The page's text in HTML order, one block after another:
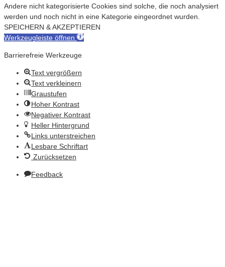
Andere nicht kategorisierte Cookies sind solche, die noch analysiert
werden und noch nicht in eine Kategorie eingeordnet wurden.
SPEICHERN & AKZEPTIEREN
Werkzeugleiste öffnen
Barrierefreie Werkzeuge
Text vergrößern
Text verkleinern
Graustufen
Hoher Kontrast
Negativer Kontrast
Heller Hintergrund
Links unterstreichen
Lesbare Schriftart
Zurücksetzen
Feedback